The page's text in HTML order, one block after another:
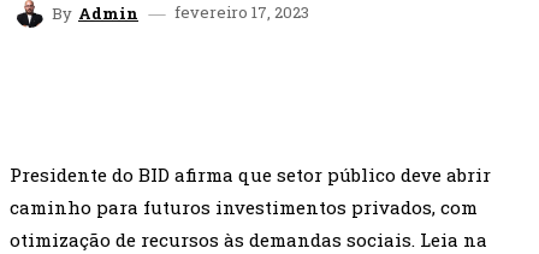
By Admin fevereiro 17, 2023
Presidente do BID afirma que setor público deve abrir
caminho para futuros investimentos privados, com
otimização de recursos às demandas sociais. Leia na